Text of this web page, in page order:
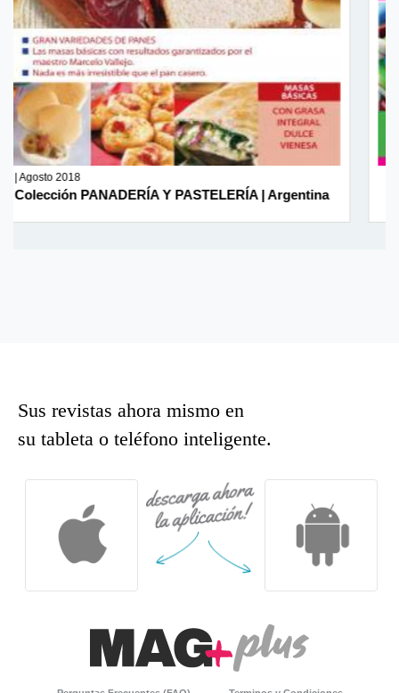
Colección TORTAS DECORADAS | Argentina
Sus revistas ahora mismo en
su tableta o teléfono inteligente.